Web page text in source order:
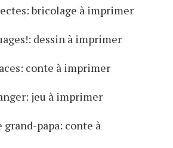
bricolage à imprimer
dessin à imprimer
conte à imprimer
jeu à imprimer
grand-papa: conte à